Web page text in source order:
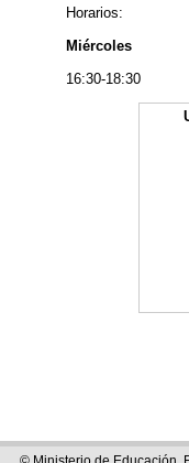
Horarios:
Miércoles
16:30-18:30